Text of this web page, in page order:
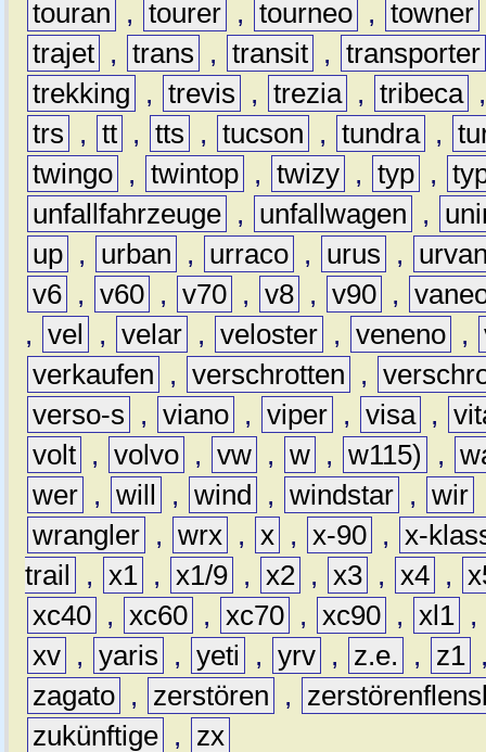
touran , tourer , tourneo , towner
trajet , trans , transit , transporter
trekking
, trevis , trezia , tribeca
trs
, tt , tts , tucson , tundra ,
twingo , twintop , twizy , typ ,
unfallfahrzeuge , unfallwagen ,
up , urban , urraco , urus ,
v6 , v60 , v70 , v8 , v90 ,
, vel , velar , veloster , veneno ,
verkaufen
, verschrotten ,
verso-s
, viano , viper , visa ,
volt , volvo , vw , w , w115) ,
wer , will , wind , windstar , wir
wrangler , wrx , x , x-90 , x-
trail
, x1 , x1/9 , x2 , x3 , x4 ,
xc40 , xc60 , xc70 , xc90 , xl1 ,
xv , yaris , yeti , yrv , z.e. , z1
zagato , zerstören ,
zukünftige , zx